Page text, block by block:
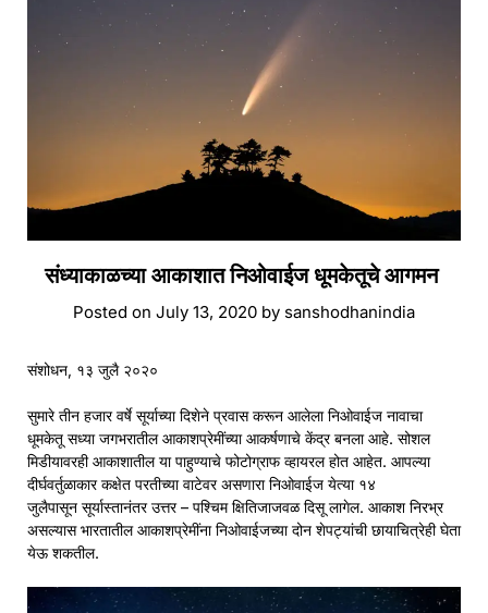
संध्याकाळच्या आकाशात निओवाईज धूमकेतूचे आगमन
Posted on July 13, 2020 by sanshodhanindia
संशोधन, १३ जुलै २०२०
सुमारे तीन हजार वर्षे सूर्याच्या दिशेने प्रवास करून आलेला निओवाईज नावाचा
धूमकेतू सध्या जगभरातील आकाशप्रेमींच्या आकर्षणाचे केंद्र बनला आहे. सोशल
मिडीयावरही आकाशातील या पाहुण्याचे फोटोग्राफ व्हायरल होत आहेत. आपल्या
दीर्घवर्तुळाकार कक्षेत परतीच्या वाटेवर असणारा निओवाईज येत्या १४
जुलैपासून सूर्यास्तानंतर उत्तर – पश्चिम क्षितिजाजवळ दिसू लागेल. आकाश निरभ्र
असल्यास भारतातील आकाशप्रेमींना निओवाईजच्या दोन शेपट्यांची छायाचित्रेही घेता
येऊ शकतील.